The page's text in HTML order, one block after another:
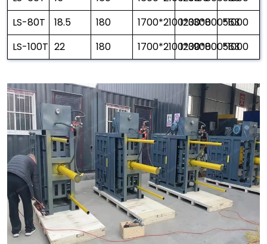
LS-80T
18.5 180 1700*2100*33001200*800*1000
563
LS-100T 22 180 1700*2100*39001200*800*1000
563